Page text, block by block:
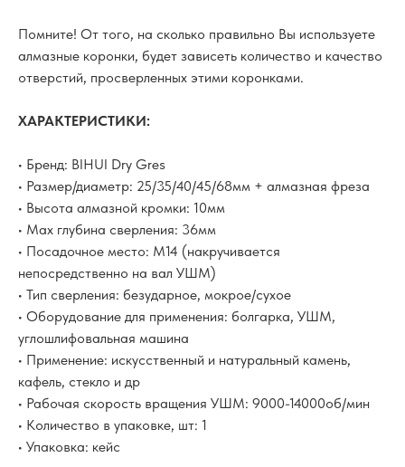
Помните! От того, на сколько правильно Вы используете
алмазные коронки, будет зависеть количество и качество
отверстий, просверленных этими коронками.
ХАРАКТЕРИСТИКИ:
• Бренд: BIHUI Dry Gres
• Размер/диаметр: 25/35/40/45/68мм + алмазная фреза
• Высота алмазной кромки: 10мм
• Max глубина сверления: 36мм
• Посадочное место: M14 (накручивается
непосредственно на вал УШМ)
• Тип сверления: безударное, мокрое/сухое
• Оборудование для применения: болгарка, УШМ,
углошлифовальная машина
• Применение: искусственный и натуральный камень,
кафель, стекло и др
• Рабочая скорость вращения УШМ: 9000-14000об/мин
• Количество в упаковке, шт: 1
• Упаковка: кейс